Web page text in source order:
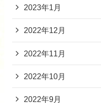
2023年1月
2022年12月
2022年11月
2022年10月
2022年9月